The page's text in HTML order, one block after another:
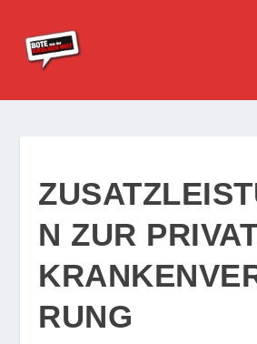
N ZUR
RUNG